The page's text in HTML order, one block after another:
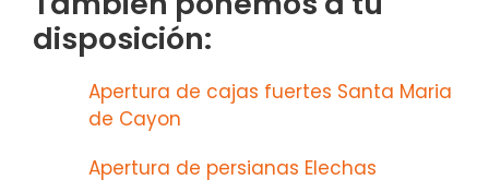
disposición:
Apertura de cajas fuertes Santa Maria
de Cayon
Apertura de persianas Elechas